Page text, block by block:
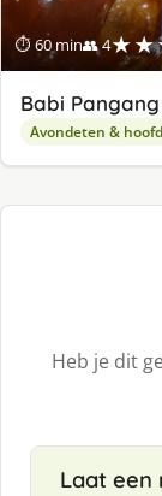
⏱ 60 min👥 4
Babi
Avondeten &
Heb je dit
Laat een